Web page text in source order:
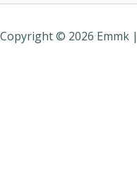
Copyright © 2026 Emmk